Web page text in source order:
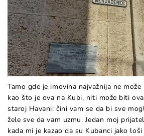
Tamo gde je imovina najvažnija ne
kao što je ova na Kubi, niti može biti
staroj Havani: čini vam se da bi sve
žele sve da vam uzmu. Jedan moj
kada mi je kazao da su Kubanci jako